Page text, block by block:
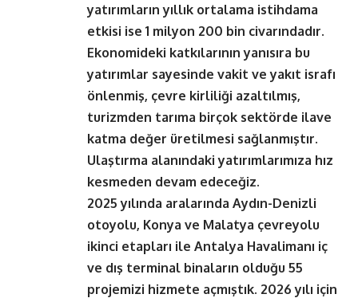
yatırımların yıllık ortalama istihdama
etkisi ise 1 milyon 200 bin civarındadır.
Ekonomideki katkılarının yanısıra bu
yatırımlar sayesinde vakit ve yakıt israfı
önlenmiş, çevre kirliliği azaltılmış,
turizmden tarıma birçok sektörde ilave
katma değer üretilmesi sağlanmıştır.
Ulaştırma alanındaki yatırımlarımıza hız
kesmeden devam edeceğiz.
2025 yılında aralarında Aydın-Denizli
otoyolu, Konya ve Malatya çevreyolu
ikinci etapları ile Antalya Havalimanı iç
ve dış terminal binaların olduğu 55
projemizi hizmete açmıştık. 2026 yılı için